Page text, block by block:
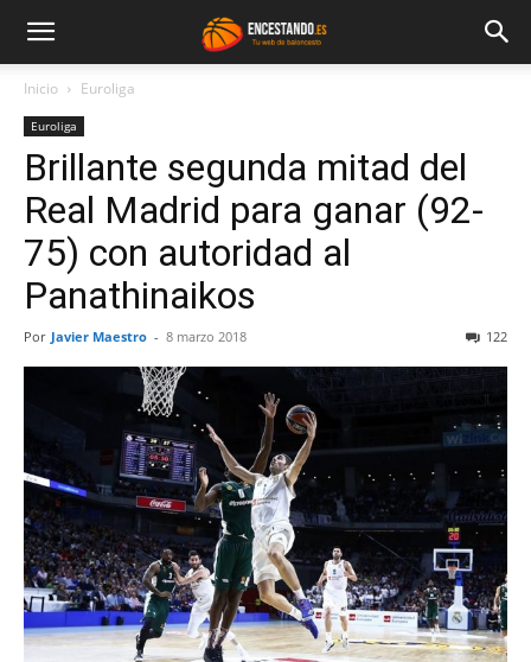
Inicio Euroliga
Euroliga
Brillante segunda mitad del
Real Madrid para ganar (92-
75) con autoridad al
Panathinaikos
Por Javier Maestro - 8 marzo 2018 122